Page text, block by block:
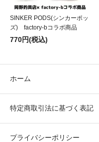
SINKER PODS(シンカーポッ
ズ) factory-bコラボ商品
770円(税込)
ホーム
特定商取引法に基づく表記
プライバシーポリシー